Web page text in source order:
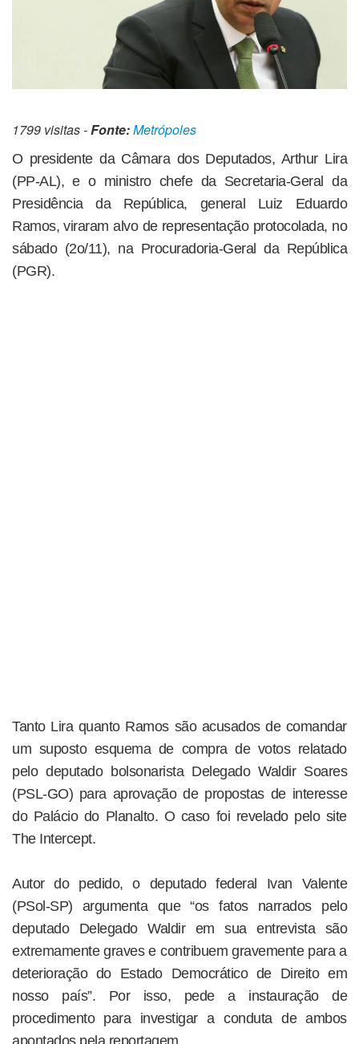
1799 visitas -Fonte:Metrópoles
O presidente da Câmara dos Deputados, Arthur Lira
(PP-AL), e o ministro chefe da Secretaria-Geral da
Presidência da República, general Luiz Eduardo
Ramos, viraram alvo de representação protocolada, no
sábado (2o/11), na Procuradoria-Geral da República
(PGR).
Tanto Lira quanto Ramos são acusados de comandar
um suposto esquema de compra de votos relatado
pelo deputado bolsonarista Delegado Waldir Soares
(PSL-GO) para aprovação de propostas de interesse
do Palácio do Planalto. O caso foi revelado pelo site
The Intercept.
Autor do pedido, o deputado federal Ivan Valente
(PSol-SP) argumenta que “os fatos narrados pelo
deputado Delegado Waldir em sua entrevista são
extremamente graves e contribuem gravemente para a
deterioração do Estado Democrático de Direito em
nosso país”. Por isso, pede a instauração de
procedimento para investigar a conduta de ambos